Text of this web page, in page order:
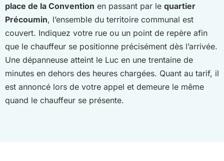
place de la Convention en passant par le quartier
Précoumin, l’ensemble du territoire communal est
couvert. Indiquez votre rue ou un point de repère afin
que le chauffeur se positionne précisément dès l’arrivée.
Une dépanneuse atteint le Luc en une trentaine de
minutes en dehors des heures chargées. Quant au tarif, il
est annoncé lors de votre appel et demeure le même
quand le chauffeur se présente.